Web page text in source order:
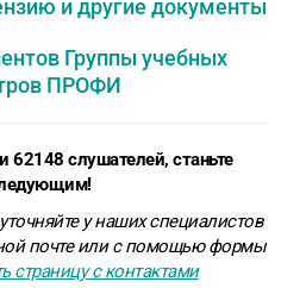
и другие документы
Группы учебных
ПРОФИ
62148 слушателей, станьте
у наших специалистов
почте или с помощью формы
страницу с контактами